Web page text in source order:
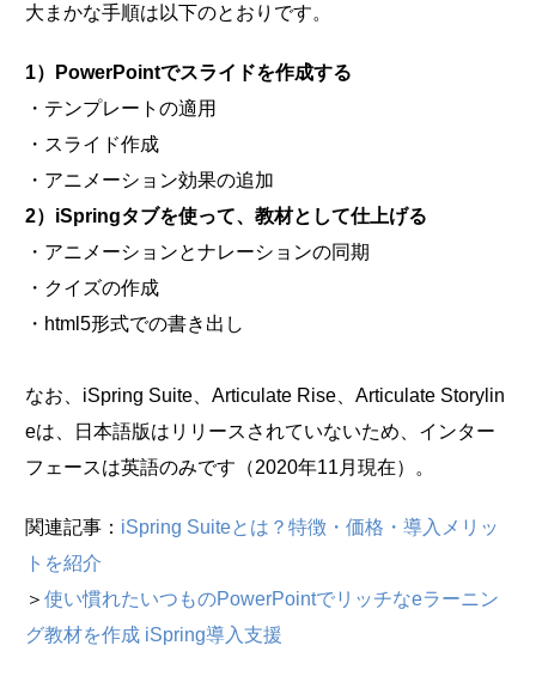
大まかな手順は以下のとおりです。
1）PowerPointでスライドを作成する
・テンプレートの適用
・スライド作成
・アニメーション効果の追加
2）iSpringタブを使って、教材として仕上げる
・アニメーションとナレーションの同期
・クイズの作成
・html5形式での書き出し
なお、iSpring Suite、Articulate Rise、Articulate Storylin
eは、日本語版はリリースされていないため、インター
フェースは英語のみです（2020年11月現在）。
関連記事： iSpring Suiteとは？特徴・価格・導入メリッ
トを紹介
＞ 使い慣れたいつものPowerPointでリッチなeラーニン
グ教材を作成 iSpring導入支援